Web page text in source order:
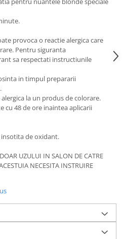
provoca o reactie alergica care
Pentru siguranta
sa respectati instructiunile
in timpul prepararii
la un produs de colorare.
cu 48 de ore inaintea aplicarii
de oxidant.
UZULUI IN SALON DE CATRE
NECESITA INSTRUIRE